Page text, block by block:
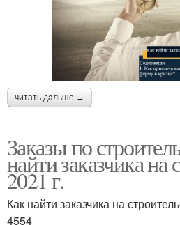
читать дальше →
Заказы по
найти заказчика на
2021 г.
Как найти заказчика на
4554